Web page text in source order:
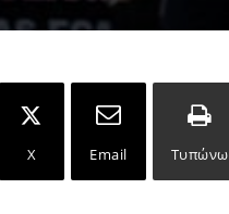
X Email Τυπώνω